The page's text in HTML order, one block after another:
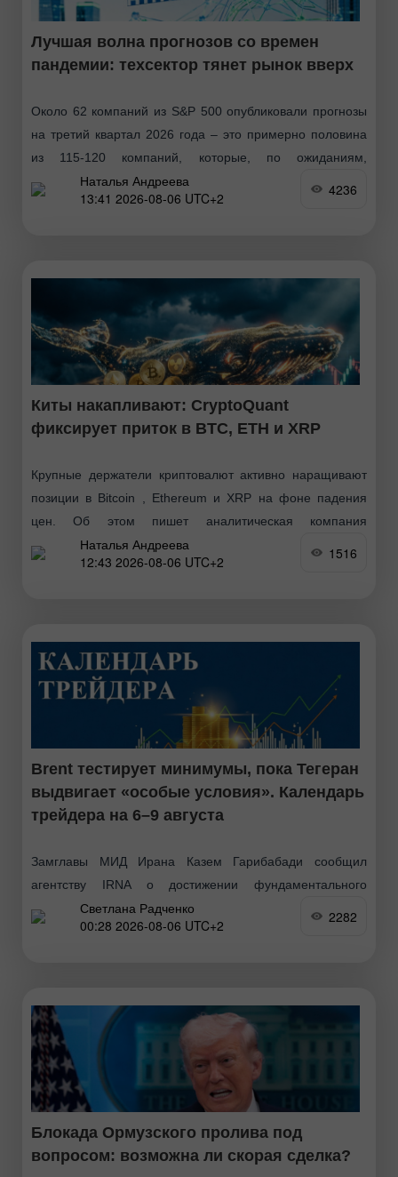
Лучшая волна прогнозов со времен
пандемии: техсектор тянет рынок вверх
Около 62 компаний из S&P 500 опубликовали прогнозы
на третий квартал 2026 года – это примерно половина
из 115-120 компаний, которые, по ожиданиям,
предоставят свои ориентиры. Данные аналитиков
указывают
Наталья Андреева
13:41 2026-08-06 UTC+2
4236
Киты накапливают: CryptoQuant
фиксирует приток в BTC, ETH и XRP
Крупные держатели криптовалют активно наращивают
позиции в Bitcoin , Ethereum и XRP на фоне падения
цен. Об этом пишет аналитическая компания
CryptoQuant, отмечая, что такое поведение характерно
для финальной фазы
Наталья Андреева
12:43 2026-08-06 UTC+2
1516
Brent тестирует минимумы, пока Тегеран
выдвигает «особые условия». Календарь
трейдера на 6–9 августа
Замглавы МИД Ирана Казем Гарибабади сообщил
агентству IRNA о достижении фундаментального
соглашения с Оманом по ключевым аспектам
судоходства в Ормузском проливе. Новый
Светлана Радченко
00:28 2026-08-06 UTC+2
2282
Блокада Ормузского пролива под
вопросом: возможна ли скорая сделка?